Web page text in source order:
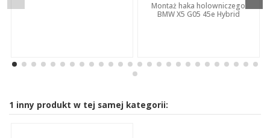
Montaż haka holowniczego
BMW X5 G05 45e Hybrid
1 inny produkt w tej samej kategorii: